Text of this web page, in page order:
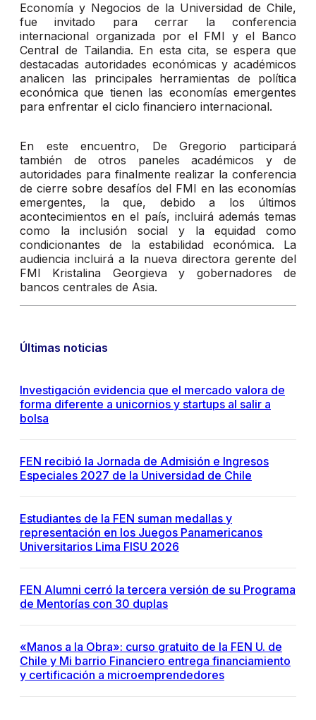
Economía y Negocios de la Universidad de Chile,
fue invitado para cerrar la conferencia
internacional organizada por el FMI y el Banco
Central de Tailandia. En esta cita, se espera que
destacadas autoridades económicas y académicos
analicen las principales herramientas de política
económica que tienen las economías emergentes
para enfrentar el ciclo financiero internacional.
En este encuentro, De Gregorio participará
también de otros paneles académicos y de
autoridades para finalmente realizar la conferencia
de cierre sobre desafíos del FMI en las economías
emergentes, la que, debido a los últimos
acontecimientos en el país, incluirá además temas
como la inclusión social y la equidad como
condicionantes de la estabilidad económica. La
audiencia incluirá a la nueva directora gerente del
FMI Kristalina Georgieva y gobernadores de
bancos centrales de Asia.
Últimas noticias
Investigación evidencia que el mercado valora de
forma diferente a unicornios y startups al salir a
bolsa
FEN recibió la Jornada de Admisión e Ingresos
Especiales 2027 de la Universidad de Chile
Estudiantes de la FEN suman medallas y
representación en los Juegos Panamericanos
Universitarios Lima FISU 2026
FEN Alumni cerró la tercera versión de su Programa
de Mentorías con 30 duplas
«Manos a la Obra»: curso gratuito de la FEN U. de
Chile y Mi barrio Financiero entrega financiamiento
y certificación a microemprendedores